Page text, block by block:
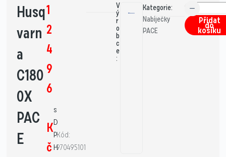
Husq
varn
a
C180
0X
PAC
E
1
2
4
9
6
K
č
s
D
P
H
Kód:
970495101
V
ý
r
o
b
c
e
:
Kategorie:
Nabíječky
PACE
Přidat
do
košíku